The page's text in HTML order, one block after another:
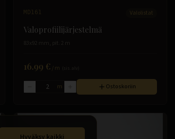
MD161 Valolistat
Valoprofiilijärjestelmä
83x92 mm, pit. 2 m
16.99 € /m
m Ostoskoriin
Hyväksy kaikki